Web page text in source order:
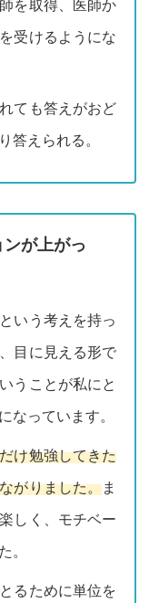
を取得、医師か
受けるようにな
ても答えがおど
答えられる。
が上がっ
いう考えを持っ
目に見える形で
うことが私にと
なっています。
け勉強してきた
がりました。ま
しく、モチベー
。
るために単位を